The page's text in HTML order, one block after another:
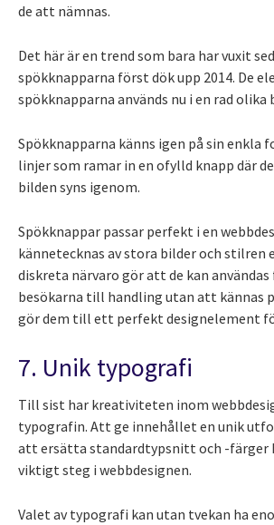
de att nämnas.
Det här är en trend som bara har vuxit
spökknapparna först dök upp 2014. De
spökknapparna används nu i en rad olika
Spökknapparna känns igen på sin enkla
linjer som ramar in en ofylld knapp där
bilden syns igenom.
Spökknappar passar perfekt i en
kännetecknas av stora bilder och stilren
diskreta närvaro gör att de kan
besökarna till handling utan att kännas
gör dem till ett perfekt designelement
7. Unik typografi
Till sist har kreativiteten inom
typografin. Att ge innehållet en unik
att ersätta standardtypsnitt och -
viktigt steg i webbdesignen.
Valet av typografi kan utan tvekan ha